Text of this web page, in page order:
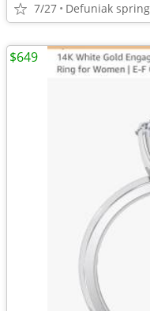
7/27 Defuniak
$649